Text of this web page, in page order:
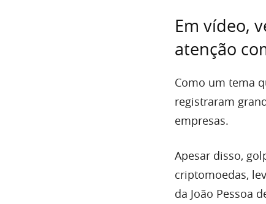
Em vídeo,
atenção
Como um tema
registraram
empresas.
Apesar disso,
criptomoedas,
da João Pessoa